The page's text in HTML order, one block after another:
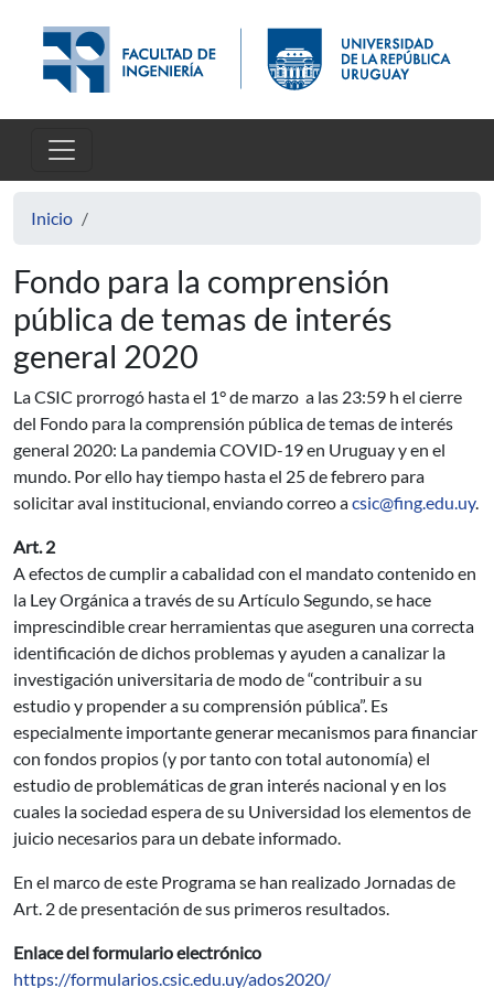
Inicio
Fondo para la comprensión
pública de temas de interés
general 2020
La CSIC prorrogó hasta el 1° de marzo a las 23:59 h el cierre
del Fondo para la comprensión pública de temas de interés
general 2020: La pandemia COVID-19 en Uruguay y en el
mundo. Por ello hay tiempo hasta el 25 de febrero para
solicitar aval institucional, enviando correo acsic@fing.edu.uy.
Art. 2
A efectos de cumplir a cabalidad con el mandato contenido en
la Ley Orgánica a través de su Artículo Segundo, se hace
imprescindible crear herramientas que aseguren una correcta
identificación de dichos problemas y ayuden a canalizar la
investigación universitaria de modo de “contribuir a su
estudio y propender a su comprensión pública”. Es
especialmente importante generar mecanismos para financiar
con fondos propios (y por tanto con total autonomía) el
estudio de problemáticas de gran interés nacional y en los
cuales la sociedad espera de su Universidad los elementos de
juicio necesarios para un debate informado.
En el marco de este Programa se han realizado Jornadas de
Art. 2 de presentación de sus primeros resultados.
Enlace del formulario electrónico
https://formularios.csic.edu.uy/ados2020/